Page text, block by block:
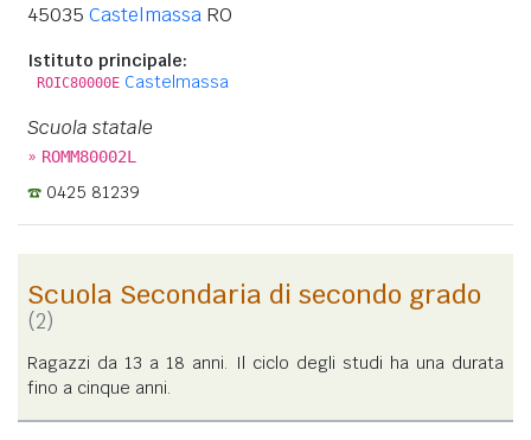
45035 Castelmassa RO
Istituto principale:
ROIC80000E Castelmassa
Scuola statale
» ROMM80002L
0425 81239
Scuola Secondaria di secondo grado
(2)
Ragazzi da 13 a 18 anni. Il ciclo degli studi ha una durata
fino a cinque anni.